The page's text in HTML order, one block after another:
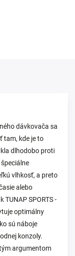
dávkovača sa
tam, kde je to
dlhodobo proti
vlhkosť, a preto
alebo
SPORTS -
optimálny
sú náboje
konzoly.
argumentom